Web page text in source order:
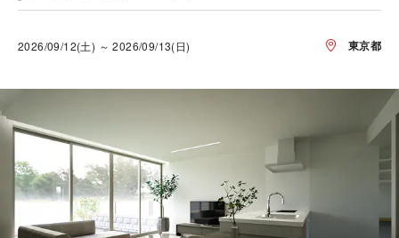
2026/09/12(土) ～ 2026/09/13(日) 東京都